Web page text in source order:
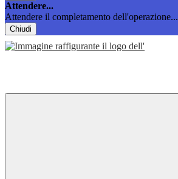
Attendere...
Attendere il completamento dell'operazione...
Chiudi